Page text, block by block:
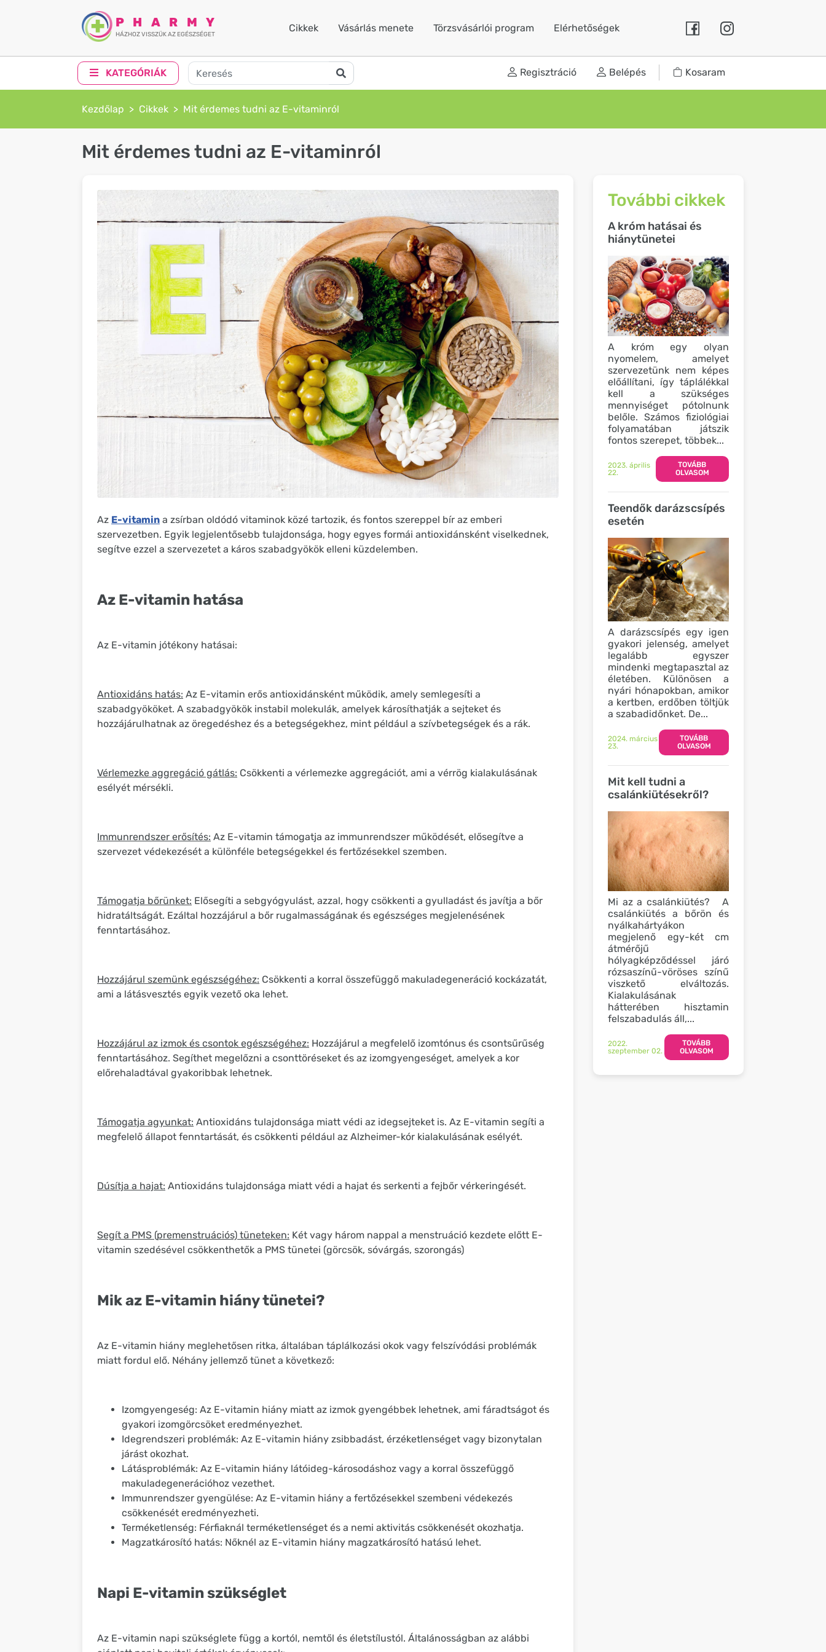
PHARMY
HÁZHOZ VISSZÜK AZ EGÉSZSÉGET
Cikkek Vásárlás menete Törzsvásárlói program Elérhetőségek
KATEGÓRIÁK Regisztráció Belépés Kosaram
Kezdőlap Cikkek Mit érdemes tudni az E-vitaminról
Mit érdemes tudni az E-vitaminról
Az E-vitamin a zsírban oldódó vitaminok közé tartozik, és fontos szereppel bír az emberi
szervezetben. Egyik legjelentősebb tulajdonsága, hogy egyes formái antioxidánsként viselkednek,
segítve ezzel a szervezetet a káros szabadgyökök elleni küzdelemben.
Az E-vitamin hatása
Az E-vitamin jótékony hatásai:
Antioxidáns hatás: Az E-vitamin erős antioxidánsként működik, amely semlegesíti a
szabadgyököket. A szabadgyökök instabil molekulák, amelyek károsíthatják a sejteket és
hozzájárulhatnak az öregedéshez és a betegségekhez, mint például a szívbetegségek és a rák.
Vérlemezke aggregáció gátlás: Csökkenti a vérlemezke aggregációt, ami a vérrög kialakulásának
esélyét mérsékli.
Immunrendszer erősítés: Az E-vitamin támogatja az immunrendszer működését, elősegítve a
szervezet védekezését a különféle betegségekkel és fertőzésekkel szemben.
Támogatja bőrünket: Elősegíti a sebgyógyulást, azzal, hogy csökkenti a gyulladást és javítja a bőr
hidratáltságát. Ezáltal hozzájárul a bőr rugalmasságának és egészséges megjelenésének
fenntartásához.
Hozzájárul szemünk egészségéhez: Csökkenti a korral összefüggő makuladegeneráció kockázatát,
ami a látásvesztés egyik vezető oka lehet.
Hozzájárul az izmok és csontok egészségéhez: Hozzájárul a megfelelő izomtónus és csontsűrűség
fenntartásához. Segíthet megelőzni a csonttöréseket és az izomgyengeséget, amelyek a kor
előrehaladtával gyakoribbak lehetnek.
Támogatja agyunkat: Antioxidáns tulajdonsága miatt védi az idegsejteket is. Az E-vitamin segíti a
megfelelő állapot fenntartását, és csökkenti például az Alzheimer-kór kialakulásának esélyét.
Dúsítja a hajat: Antioxidáns tulajdonsága miatt védi a hajat és serkenti a fejbőr vérkeringését.
Segít a PMS (premenstruációs) tüneteken: Két vagy három nappal a menstruáció kezdete előtt E-
vitamin szedésével csökkenthetők a PMS tünetei (görcsök, sóvárgás, szorongás)
Mik az E-vitamin hiány tünetei?
Az E-vitamin hiány meglehetősen ritka, általában táplálkozási okok vagy felszívódási problémák
miatt fordul elő. Néhány jellemző tünet a következő:
Izomgyengeség: Az E-vitamin hiány miatt az izmok gyengébbek lehetnek, ami fáradtságot és
gyakori izomgörcsöket eredményezhet.
Idegrendszeri problémák: Az E-vitamin hiány zsibbadást, érzéketlenséget vagy bizonytalan
járást okozhat.
Látásproblémák: Az E-vitamin hiány látóideg-károsodáshoz vagy a korral összefüggő
makuladegenerációhoz vezethet.
Immunrendszer gyengülése: Az E-vitamin hiány a fertőzésekkel szembeni védekezés
csökkenését eredményezheti.
Terméketlenség: Férfiaknál terméketlenséget és a nemi aktivitás csökkenését okozhatja.
Magzatkárosító hatás: Nőknél az E-vitamin hiány magzatkárosító hatású lehet.
Napi E-vitamin szükséglet
Az E-vitamin napi szükséglete függ a kortól, nemtől és életstílustól. Általánosságban az alábbi
További cikkek
A króm hatásai és
hiánytünetei
A króm egy olyan
nyomelem, amelyet
szervezetünk nem képes
előállítani, így táplálékkal
kell a szükséges
mennyiséget pótolnunk
belőle. Számos fiziológiai
folyamatában játszik
fontos szerepet, többek...
2023. április
22.
TOVÁBB
OLVASOM
Teendők darázscsípés
esetén
A darázscsípés egy igen
gyakori jelenség, amelyet
legalább egyszer
mindenki megtapasztal az
életében. Különösen a
nyári hónapokban, amikor
a kertben, erdőben töltjük
a szabadidőnket. De...
2024. március
23.
TOVÁBB
OLVASOM
Mit kell tudni a
csalánkiütésekről?
Mi az a csalánkiütés? A
csalánkiütés a bőrön és
nyálkahártyákon
megjelenő egy-két cm
átmérőjű
hólyagképződéssel járó
rózsaszínű-vöröses színű
viszkető elváltozás.
Kialakulásának
hátterében hisztamin
felszabadulás áll,...
2022.
szeptember 02.
TOVÁBB
OLVASOM